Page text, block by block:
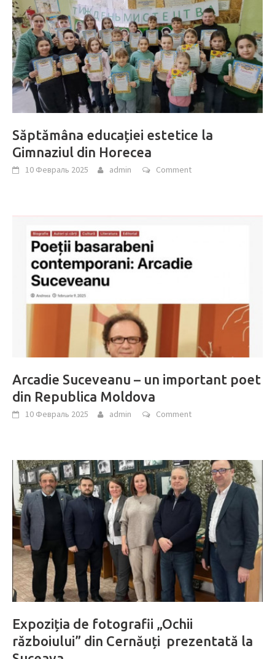
Săptămâna educației estetice la
Gimnaziul din Horecea
10 Февраль 2025 admin Comment
Arcadie Suceveanu – un important poet
din Republica Moldova
10 Февраль 2025 admin Comment
Expoziția de fotografii „Ochii
războiului” din Cernăuți prezentată la